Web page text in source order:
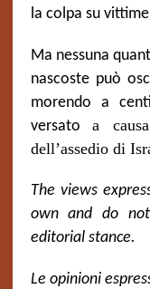
la colpa su
Ma nessuna
nascoste può
morendo a
versatoa
dell’assedio di
The views
own and do not
editorial stance.
Le opinioni